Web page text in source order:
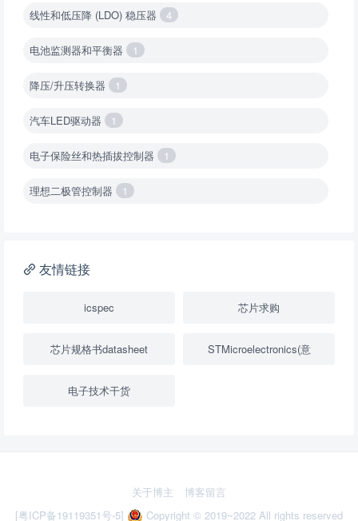
线性和低压降 (LDO) 稳压器 4
电池监测器和平衡器 1
降压/升压转换器 1
汽车LED驱动器 1
电子保险丝和热插拔控制器 1
理想二极管控制器 1
降压转换器（继承开关）
USB隔离器 1
2
友情链接
icspec 芯片求购
芯片规格书datasheet STMicroelectronics(意
电子技术干货
关于博主
博客留言
[粤ICP备19119351号-5]
Copyright © 2019~2022 All rights reserved